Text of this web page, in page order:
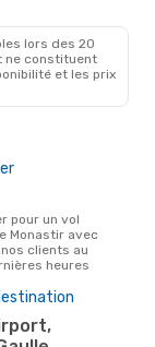
lors des 20
ne constituent
et les prix
Monastir avec
clients au
heures